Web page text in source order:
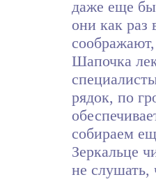
даже еще
они как раз
Шапочка
рядок, по
собираем
Зеркальце
не слушать,